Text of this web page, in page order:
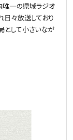
一の県域ラジオ
日々放送しており
として小さいなが